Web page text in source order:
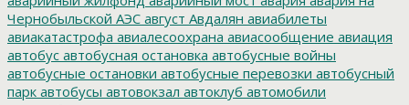
Чернобыльской АЭС август Авдалян авиабилеты
авиакатастрофа авиалесоохрана авиасообщение авиация
автобус автобусная остановка автобусные войны
автобусные остановки автобусные перевозки автобусный
парк автобусы автовокзал автоклуб автомобили